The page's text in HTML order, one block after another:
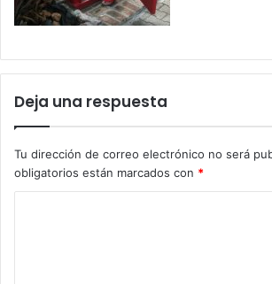
Deja una respuesta
Tu dirección de correo electrónico no será
obligatorios están marcados con *